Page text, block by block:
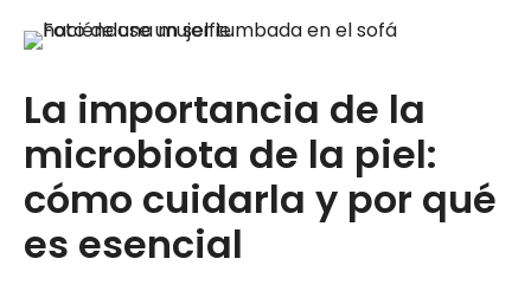
La importancia de la
microbiota de la piel:
cómo cuidarla y por qué
es esencial